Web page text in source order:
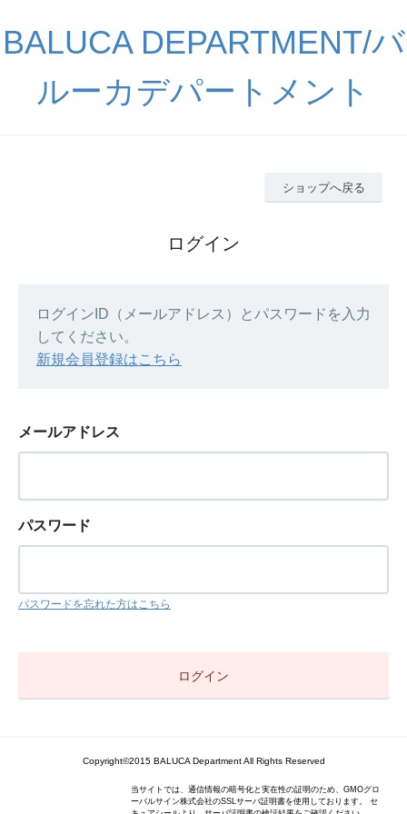
BALUCA DEPARTMENT/バ
ルーカデパートメント
ショップへ戻る
ログイン
ログインID（メールアドレス）とパスワードを入力
してください。
新規会員登録はこちら
メールアドレス
パスワード
パスワードを忘れた方はこちら
Copyright©2015 BALUCA Department All Rights Reserved
当サイトでは、通信情報の暗号化と実在性の証明のため、GMOグロ
ーバルサイン株式会社のSSLサーバ証明書を使用しております。 セ